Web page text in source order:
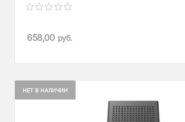
658,00 руб.
НЕТ В НАЛИЧИИ